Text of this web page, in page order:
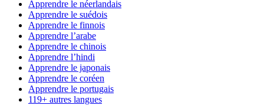
Apprendre le néerlandais
Apprendre le suédois
Apprendre le finnois
Apprendre l’arabe
Apprendre le chinois
Apprendre l’hindi
Apprendre le japonais
Apprendre le coréen
Apprendre le portugais
119+ autres langues